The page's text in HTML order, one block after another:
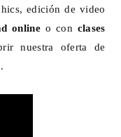
edición de video
onlineo con clases
nuestra oferta de